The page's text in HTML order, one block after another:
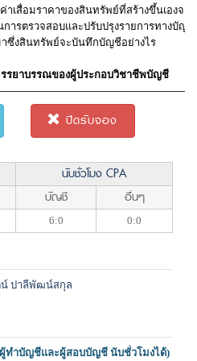
าเสื่อมราคาของสินทรัพย์ที่สร้างขึ้นเองจะ
ารตรวจสอบและปรับปรุงรายการทางบัญชี
าซึ่งสินทรัพย์จะบันทึกบัญชีอย่างไร
รยาบรรณของผู้ประกอบวิชาชีพบัญชี
ปิดรับจอง
นับชั่วโมง CPA
บัญชี อื่นๆ
6:0 0:0
น์ ปาลีพัฒน์สกุล
ทำบัญชีและผู้สอบบัญชี นับชั่วโมงได้)